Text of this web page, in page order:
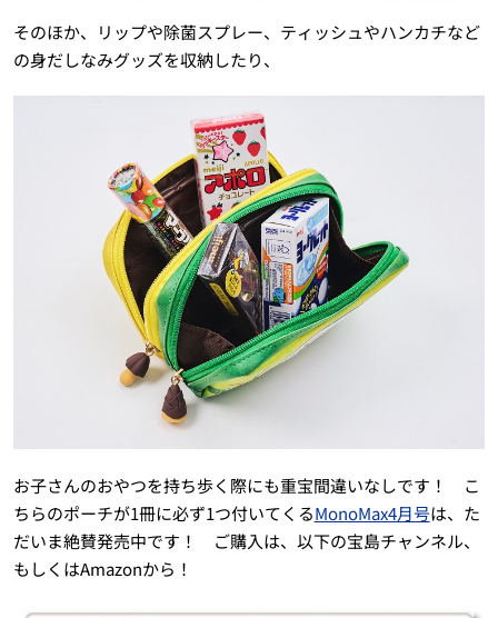
そのほか、リップや除菌スプレー、ティッシュやハンカチなど
の身だしなみグッズを収納したり、
お子さんのおやつを持ち歩く際にも重宝間違いなしです！ こ
ちらのポーチが1冊に必ず1つ付いてくるMonoMax4月号は、た
だいま絶賛発売中です！ ご購入は、以下の宝島チャンネル、
もしくはAmazonから！